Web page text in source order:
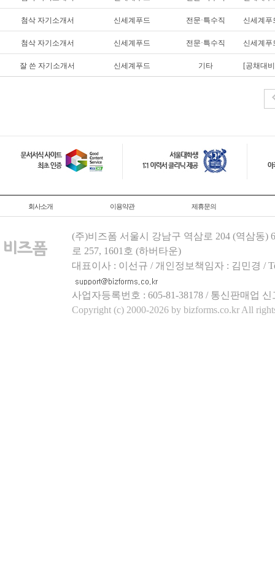
첨삭 자기소개서 신세계푸드 전문·특수직 신세계푸
첨삭 자기소개서 신세계푸드 전문·특수직 신세계푸
잘 쓴 자기소개서 신세계푸드 기타 [공채대
회사소개 이용약관 제휴문의
(주)비즈폼 서울시 강남구 역삼로 204 (역삼동)
로 257, 1601호 (하버타운)
대표이사 : 이선규 / 개인정보책임자 : 김민경 /
사업자등록번호 : 605-81-38178 / 통신판매업
Copyright (c) 2000-2026 by bizforms.co.kr All